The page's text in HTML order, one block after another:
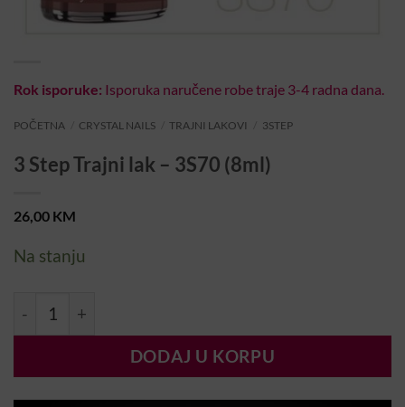
Rok isporuke: Isporuka naručene robe traje 3-4 radna dana.
POČETNA CRYSTAL NAILS TRAJNI LAKOVI 3STEP
3 Step Trajni lak – 3S70 (8ml)
26,00 KM
Na stanju
3 Step Trajni lak – 3S70 (8ml) količina
DODAJ U KORPU